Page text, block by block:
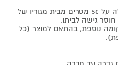
באם קיים מרחק הליכה העולה על 50 מטרים מבית מגוריו של
גישה לביתו,
נוספת, בהתאם למוצר (כל